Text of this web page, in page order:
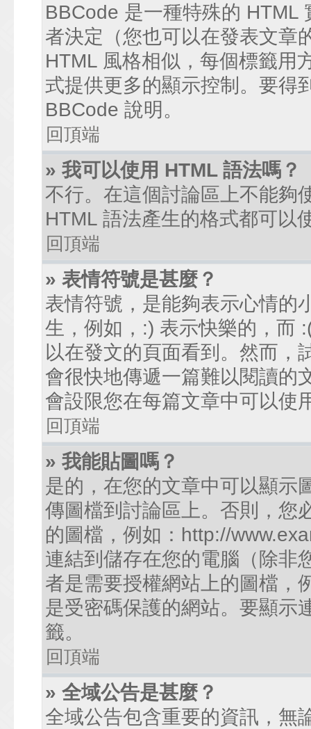
BBCode 是一種特殊的 HTML
者決定（您也可以在發表文章
HTML 風格相似，每個標籤用
式提供更多的顯示控制。要得
BBCode 說明。
回頂端
» 我可以使用 HTML 語法嗎？
不行。在這個討論區上不能夠
HTML 語法產生的格式都可以
回頂端
» 表情符號是甚麼？
表情符號，是能夠表示心情的
生，例如，:) 表示快樂的，而
以在發文的頁面看到。然而，
會很快地傳遞一篇難以閱讀的
會設限您在每篇文章中可以使
回頂端
» 我能貼圖嗎？
是的，在您的文章中可以顯示
傳圖檔到討論區上。否則，您
的圖檔，例如：http://
連結到儲存在您的電腦（除非
者是需要授權網站上的圖檔，
是受密碼保護的網站。要顯示
籤。
回頂端
» 全域公告是甚麼？
全域公告包含重要的資訊，無